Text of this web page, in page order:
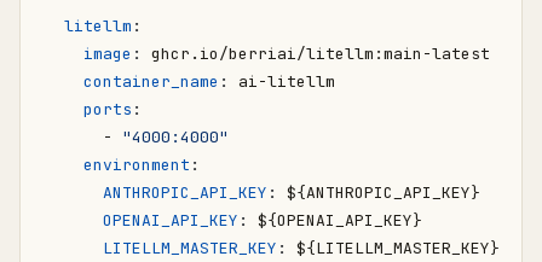
litellm :
image :
ghcr.io/berriai/litellm:main-latest
container_name :
ai-litellm
ports :
- "4000:4000"
environment :
ANTHROPIC_API_KEY :
${ANTHROPIC_API_KEY}
OPENAI_API_KEY :
${OPENAI_API_KEY}
LITELLM_MASTER_KEY :
${LITELLM_MASTER_KEY}